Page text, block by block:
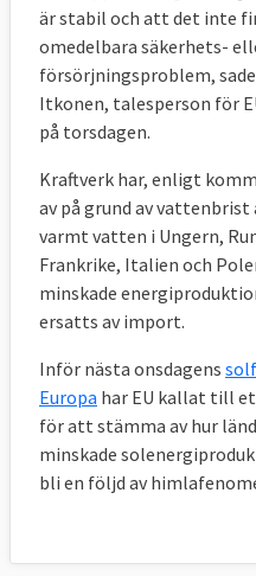
är stabil och att det inte
omedelbara säkerhets-
försörjningsproblem,
Itkonen, talesperson för
på torsdagen.
Kraftverk har, enligt
av på grund av
varmt vatten i Ungern,
Frankrike, Italien och
minskade
ersatts av import.
Inför nästa onsdagens
Europa har EU kallat till
för att stämma av hur
minskade
bli en följd av